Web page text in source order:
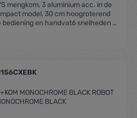
mengkom, 3 aluminium acc. in de
model, 30 cm hoogroterend
en handvat6 snelheden +
hakken en malen
MONOCHROME BLACK ROBOT
BLACK